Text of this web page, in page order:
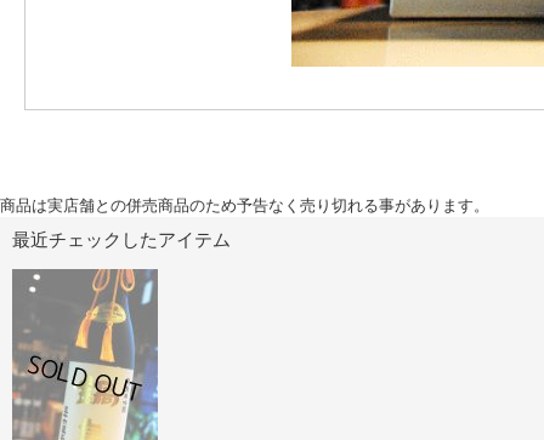
商品は実店舗との併売商品のため予告なく売り切れる事があります。
最近チェックしたアイテム